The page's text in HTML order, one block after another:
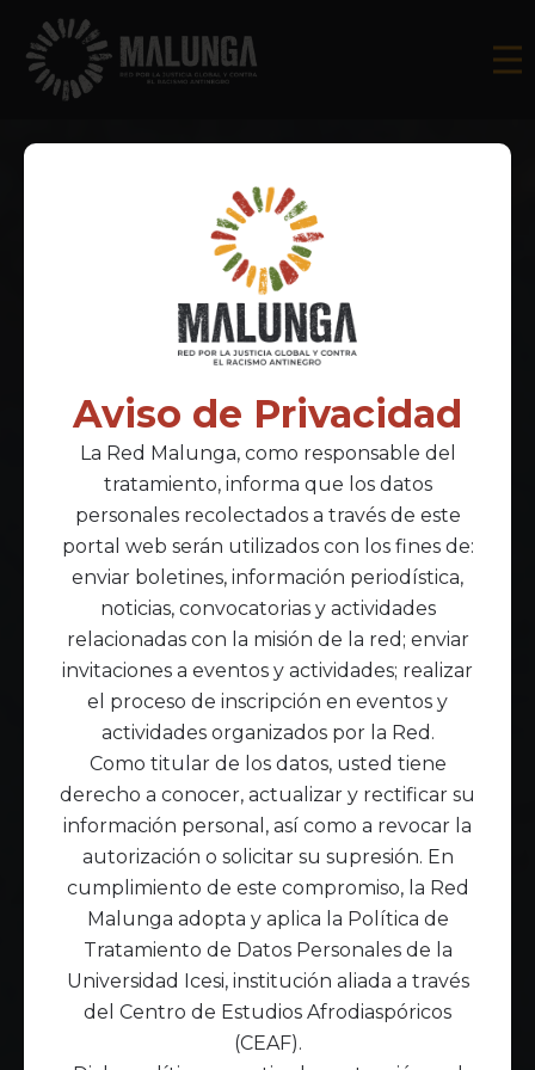
Aviso de Privacidad
La Red Malunga, como responsable del
tratamiento, informa que los datos
personales recolectados a través de este
portal web serán utilizados con los fines de:
enviar boletines, información periodística,
noticias, convocatorias y actividades
relacionadas con la misión de la red; enviar
invitaciones a eventos y actividades; realizar
el proceso de inscripción en eventos y
actividades organizados por la Red.
Como titular de los datos, usted tiene
derecho a conocer, actualizar y rectificar su
información personal, así como a revocar la
autorización o solicitar su supresión. En
cumplimiento de este compromiso, la Red
Malunga adopta y aplica la Política de
Tratamiento de Datos Personales de la
Universidad Icesi, institución aliada a través
del Centro de Estudios Afrodiaspóricos
(CEAF).